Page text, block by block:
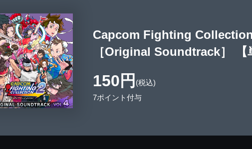
Capcom Fighting
［Original Soundtrack］
150円 (税込)
7ポイント付与